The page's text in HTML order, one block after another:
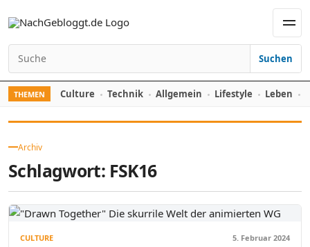
Search for:
Suchen
THEMEN Culture Technik Allgemein Lifestyle Leben
Archiv
Schlagwort: FSK16
CULTURE 5. Februar 2024